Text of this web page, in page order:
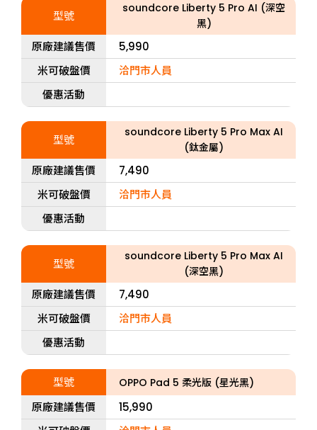
型號
soundcore Liberty 5 Pro AI (深空
黑)
原廠建議售價
5,990
米可破盤價
洽門市人員
優惠活動
型號
soundcore Liberty 5 Pro Max AI
(鈦金屬)
原廠建議售價
7,490
米可破盤價
洽門市人員
優惠活動
型號
soundcore Liberty 5 Pro Max AI
(深空黑)
原廠建議售價
7,490
米可破盤價
洽門市人員
優惠活動
型號 OPPO Pad 5 柔光版 (星光黑)
原廠建議售價
15,990